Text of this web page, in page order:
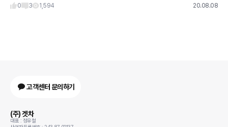
0
3 1,594 20.08.08
고객센터 문의하기
(주) 겟차
대표 : 정유철